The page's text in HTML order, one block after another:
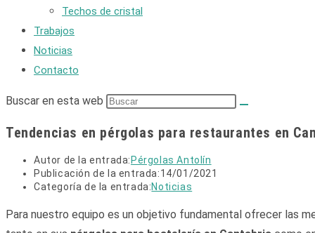
Techos de cristal
Trabajos
Noticias
Contacto
Buscar en esta web
Tendencias en pérgolas para restaurantes en
Autor de la entrada: Pérgolas Antolín
Publicación de la entrada:14/01/2021
Categoría de la entrada:Noticias
Para nuestro equipo es un objetivo fundamental ofrecer las